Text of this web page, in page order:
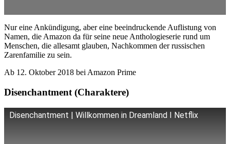
Nur eine Ankündigung, aber eine beeindruckende Auflistung von
Namen, die Amazon da für seine neue Anthologieserie rund um
Menschen, die allesamt glauben, Nachkommen der russischen
Zarenfamilie zu sein.
Ab 12. Oktober 2018 bei Amazon Prime
Disenchantment (Charaktere)
Disenchantment | Willkommen in Dreamland I Netflix